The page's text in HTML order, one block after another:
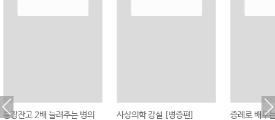
통장잔고 2배 늘려주는 병의
사상의학 강설 [병증편]
증례로 배우